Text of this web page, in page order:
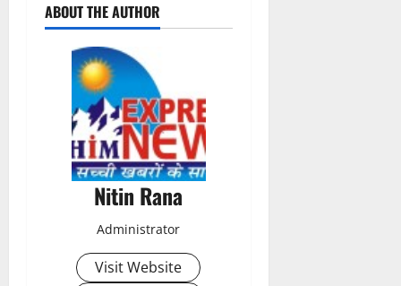
o
ABOUT THE AUTHOR
Nitin Rana
Administrator
Visit Website